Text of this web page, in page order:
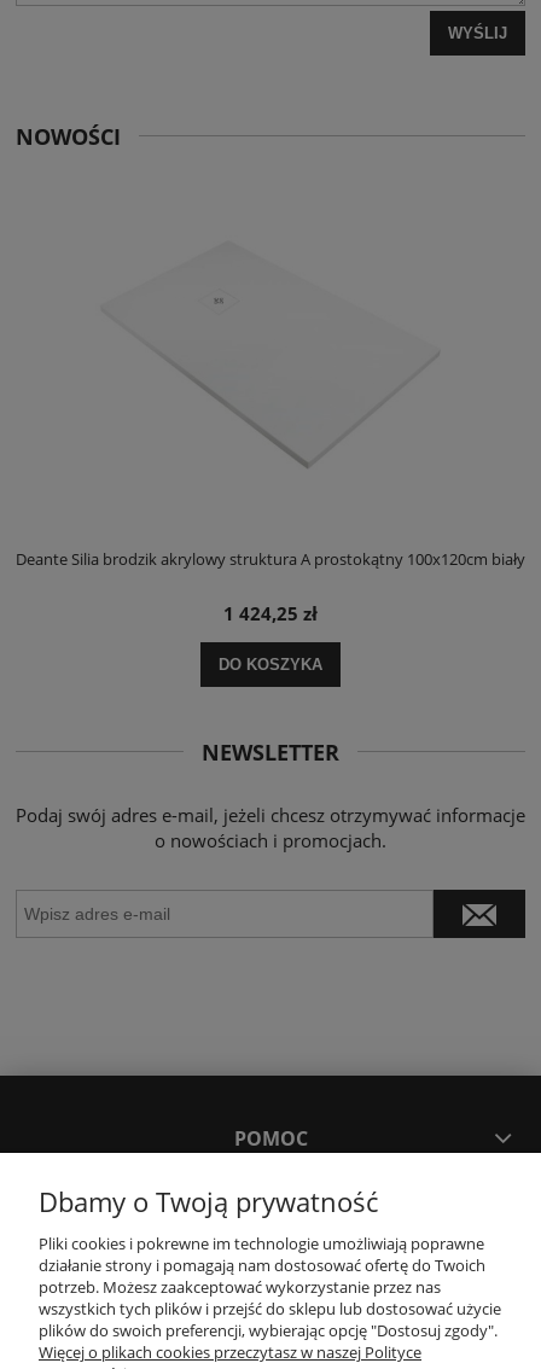
WYŚLIJ
NOWOŚCI
Deante Silia brodzik akrylowy struktura A prostokątny 100x120cm biały
1 424,25 zł
DO KOSZYKA
NEWSLETTER
Podaj swój adres e-mail, jeżeli chcesz otrzymywać informacje
o nowościach i promocjach.
POMOC
MOJE KONTO
PŁATNOŚCI I DOSTAWA
KONTAKT
Dbamy o Twoją prywatność
Pliki cookies i pokrewne im technologie umożliwiają poprawne
działanie strony i pomagają nam dostosować ofertę do Twoich
potrzeb. Możesz zaakceptować wykorzystanie przez nas
wszystkich tych plików i przejść do sklepu lub dostosować użycie
plików do swoich preferencji, wybierając opcję "Dostosuj zgody".
Więcej o plikach cookies przeczytasz w naszej Polityce